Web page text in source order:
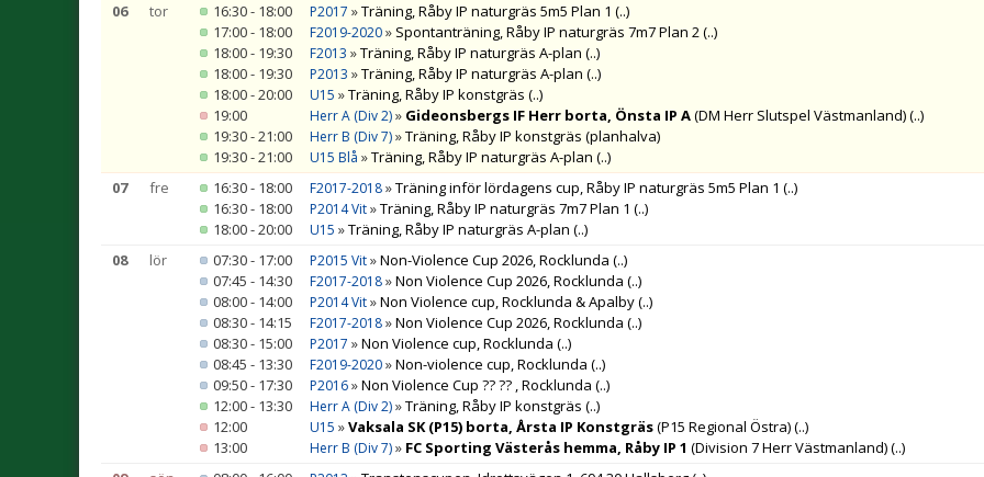
06
tor 16:30 - 18:00 P2017 »Träning, Råby IP naturgräs 5m5 Plan 1 (..)
17:00 - 18:00
F2019-2020» Spontanträning, Råby IP naturgräs 7m7 Plan 2(..)
18:00 - 19:30
F2013 »Träning, Råby IP naturgräs A-plan (..)
18:00 - 19:30
P2013 »Träning, Råby IP naturgräs A-plan (..)
18:00 - 20:00
U15 »Träning, Råby IP konstgräs (..)
19:00
Herr A (Div 2)» Gideonsbergs IF Herr borta, Önsta IP A(DM Herr Slutspel Västmanland)(..)
19:30 - 21:00
Herr B (Div 7)»Träning, Råby IP konstgräs (planhalva)
19:30 - 21:00
U15 Blå »Träning, Råby IP naturgräs A-plan (..)
07
fre 16:30 - 18:00 F2017-2018»Träning inför lördagens cup, Råby IP naturgräs 5m5 Plan 1 (..)
16:30 - 18:00
P2014 Vit»Träning, Råby IP naturgräs 7m7 Plan 1 (..)
18:00 - 20:00
U15 »Träning, Råby IP naturgräs A-plan (..)
08
lör 07:30 - 17:00 P2015 Vit»Non-Violence Cup 2026, Rocklunda (..)
07:45 - 14:30
F2017-2018»Non Violence Cup 2026, Rocklunda (..)
08:00 - 14:00
P2014 Vit»Non Violence cup, Rocklunda & Apalby(..)
08:30 - 14:15
F2017-2018»Non Violence Cup 2026, Rocklunda (..)
08:30 - 15:00
P2017 »Non Violence cup, Rocklunda (..)
08:45 - 13:30
F2019-2020»Non-violence cup, Rocklunda (..)
09:50 - 17:30
P2016»Non Violence Cup ?? ?? , Rocklunda (..)
12:00 - 13:30
Herr A (Div 2)»Träning, Råby IP konstgräs (..)
12:00
U15 »Vaksala SK (P15) borta, Årsta IP Konstgräs(P15 Regional Östra)(..)
13:00
Herr B (Div 7)» FC Sporting Västerås hemma, Råby IP 1 (Division 7 Herr Västmanland)(..)